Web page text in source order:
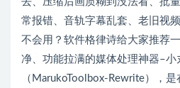
常报错、音轨字幕乱套、老旧视
不会用？软件格律诗给大家推荐
净、功能拉满的媒体处理神器–小
（MarukoToolbox-Rewrite）​，